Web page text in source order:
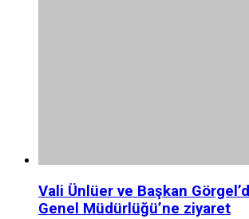
Vali Ünlüer ve Başkan
Genel Müdürlüğü’ne ziyaret